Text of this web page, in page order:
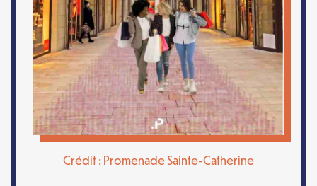
Crédit : Promenade Sainte-Catherine